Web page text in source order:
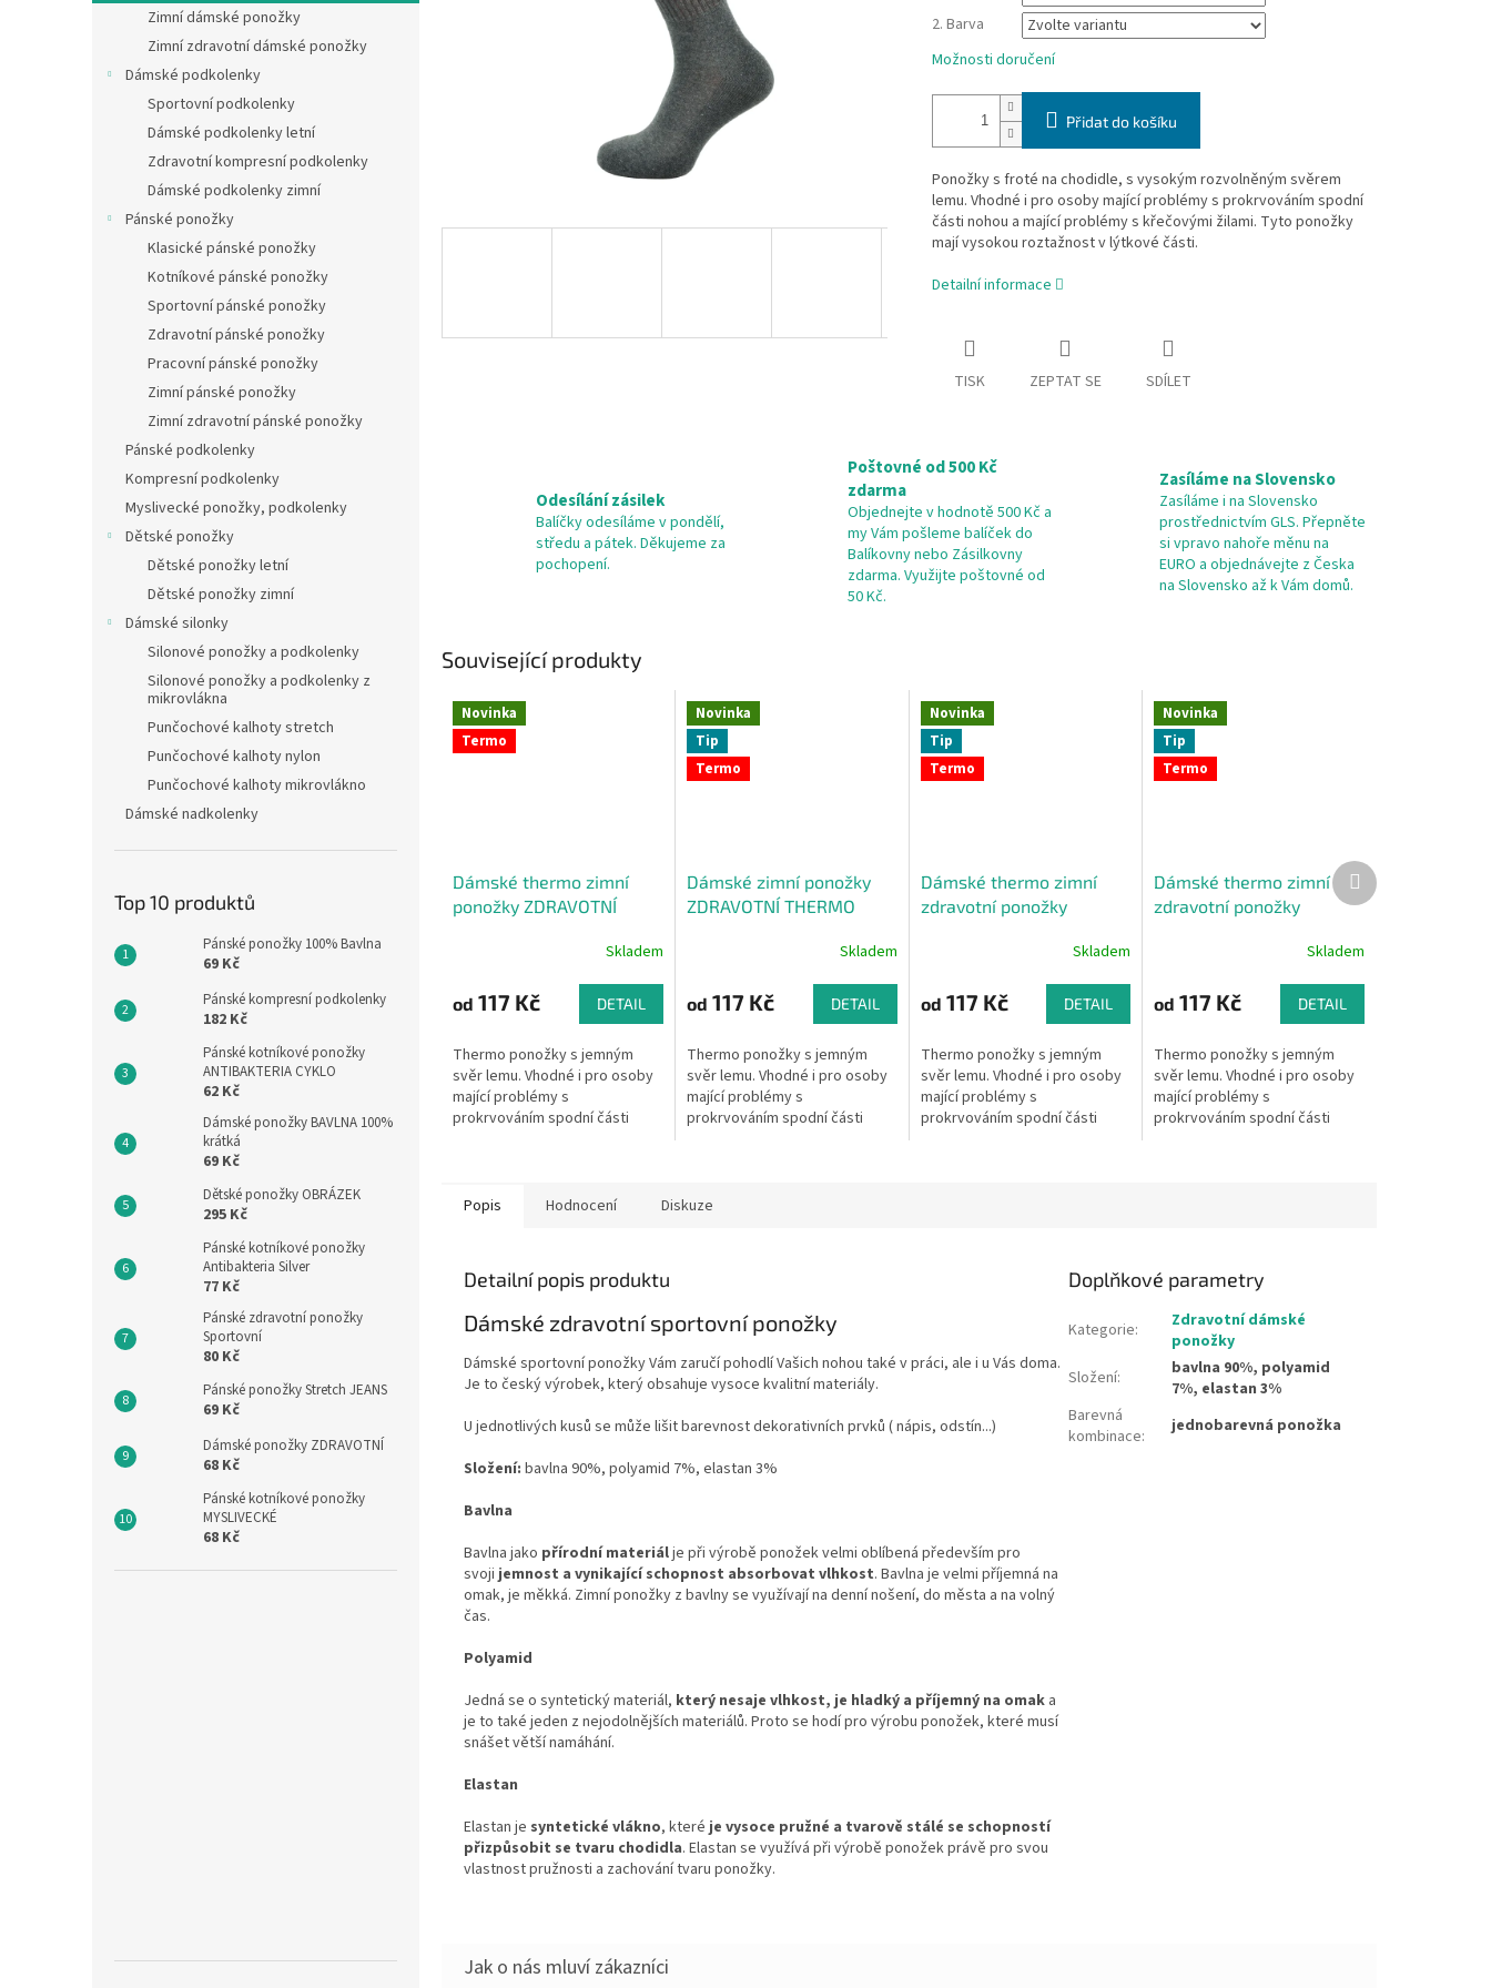
n
Zimní dámské ponožky
Zimní zdravotní dámské ponožky
Dámské podkolenky
Sportovní podkolenky
Dámské podkolenky letní
Zdravotní kompresní podkolenky
Dámské podkolenky zimní
Pánské ponožky
Klasické pánské ponožky
Kotníkové pánské ponožky
Sportovní pánské ponožky
Zdravotní pánské ponožky
Pracovní pánské ponožky
Zimní pánské ponožky
Zimní zdravotní pánské ponožky
Pánské podkolenky
Kompresní podkolenky
Myslivecké ponožky, podkolenky
Dětské ponožky
Dětské ponožky letní
Dětské ponožky zimní
Dámské silonky
Silonové ponožky a podkolenky
Silonové ponožky a podkolenky z
mikrovlákna
Punčochové kalhoty stretch
Punčochové kalhoty nylon
Punčochové kalhoty mikrovlákno
Dámské nadkolenky
Top 10 produktů
Pánské ponožky 100% Bavlna
69 Kč
Pánské kompresní podkolenky
182 Kč
Pánské kotníkové ponožky
ANTIBAKTERIA CYKLO
62 Kč
Dámské ponožky BAVLNA 100%
krátká
69 Kč
Dětské ponožky OBRÁZEK
295 Kč
Pánské kotníkové ponožky
Antibakteria Silver
77 Kč
Pánské zdravotní ponožky
Sportovní
80 Kč
Pánské ponožky Stretch JEANS
69 Kč
Dámské ponožky ZDRAVOTNÍ
68 Kč
Pánské kotníkové ponožky
MYSLIVECKÉ
68 Kč
2. Barva
Možnosti doručení
Přidat do košíku
Ponožky s froté na chodidle, s vysokým rozvolněným svěrem
lemu. Vhodné i pro osoby mající problémy s prokrvováním spodní
části nohou a mající problémy s křečovými žilami. Tyto ponožky
mají vysokou roztažnost v lýtkové části.
Detailní informace
TISK ZEPTAT SE SDÍLET
Odesílání zásilek
Balíčky odesíláme v pondělí,
středu a pátek. Děkujeme za
pochopení.
Poštovné od 500 Kč
zdarma
Objednejte v hodnotě 500 Kč a
my Vám pošleme balíček do
Balíkovny nebo Zásilkovny
zdarma. Využijte poštovné od
50 Kč.
Zasíláme na Slovensko
Zasíláme i na Slovensko
prostřednictvím GLS. Přepněte
si vpravo nahoře měnu na
EURO a objednávejte z Česka
na Slovensko až k Vám domů.
Související produkty
Novinka
Termo
Dámské thermo zimní
ponožky ZDRAVOTNÍ
Skladem
od 117 Kč DETAIL
Thermo ponožky s jemným
svěr lemu. Vhodné i pro osoby
mající problémy s
prokrvováním spodní části
Novinka
Tip
Termo
Dámské zimní ponožky
ZDRAVOTNÍ THERMO
Skladem
od 117 Kč DETAIL
Thermo ponožky s jemným
svěr lemu. Vhodné i pro osoby
mající problémy s
prokrvováním spodní části
Novinka
Tip
Termo
Dámské thermo zimní
zdravotní ponožky
Skladem
od 117 Kč DETAIL
Thermo ponožky s jemným
svěr lemu. Vhodné i pro osoby
mající problémy s
prokrvováním spodní části
Novinka
Tip
Termo
Dámské thermo zimní
zdravotní ponožky
Skladem
od 117 Kč DETAIL
Thermo ponožky s jemným
svěr lemu. Vhodné i pro osoby
mající problémy s
prokrvováním spodní části
Další
produkt
Popis Hodnocení Diskuze
Detailní popis produktu
Dámské zdravotní sportovní ponožky
Dámské sportovní ponožky Vám zaručí pohodlí Vašich nohou také v práci, ale i u Vás doma.
Je to český výrobek, který obsahuje vysoce kvalitní materiály.
U jednotlivých kusů se může lišit barevnost dekorativních prvků ( nápis, odstín...)
Složení: bavlna 90%, polyamid 7%, elastan 3%
Bavlna
Bavlna jako přírodní materiálje při výrobě ponožek velmi oblíbená především pro
svoji jemnost a vynikající schopnost absorbovat vlhkost. Bavlna je velmi příjemná na
omak, je měkká. Zimní ponožky z bavlny se využívají na denní nošení, do města a na volný
čas.
Polyamid
Jedná se o syntetický materiál, který nesaje vlhkost, je hladký a příjemný na omak a
je to také jeden z nejodolnějších materiálů. Proto se hodí pro výrobu ponožek, které musí
snášet větší namáhání.
Elastan
Elastan je syntetické vlákno, které je vysoce pružné a tvarově stálé se schopností
přizpůsobit se tvaru chodidla. Elastan se využívá při výrobě ponožek právě pro svou
vlastnost pružnosti a zachování tvaru ponožky.
Doplňkové parametry
Kategorie:
Zdravotní dámské
ponožky
Složení:
bavlna 90%, polyamid
7%, elastan 3%
Barevná
kombinace: jednobarevná ponožka